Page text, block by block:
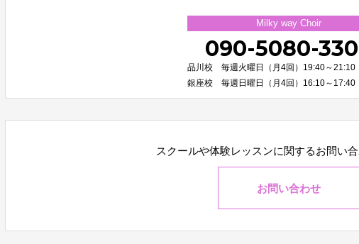
Milky way Choir
090-5080-
品川校 毎週火曜日（月4回）19:40～21:10
銀座校 毎週日曜日（月4回）16:10～17:40
スクールや体験レッスンに関するお問い
お問い合わせ